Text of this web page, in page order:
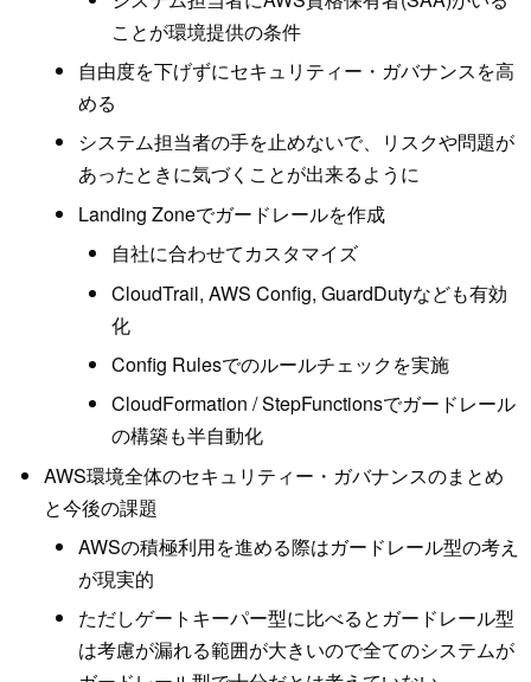
ことが環境提供の条件
自由度を下げずにセキュリティー・ガバナンスを高
める
システム担当者の手を止めないで、リスクや問題が
あったときに気づくことが出来るように
Landing Zoneでガードレールを作成
自社に合わせてカスタマイズ
CloudTrail, AWS Config, GuardDutyなども有効
化
Config Rulesでのルールチェックを実施
CloudFormation / StepFunctionsでガードレール
の構築も半自動化
AWS環境全体のセキュリティー・ガバナンスのまとめ
と今後の課題
AWSの積極利用を進める際はガードレール型の考え
が現実的
ただしゲートキーパー型に比べるとガードレール型
は考慮が漏れる範囲が大きいので全てのシステムが